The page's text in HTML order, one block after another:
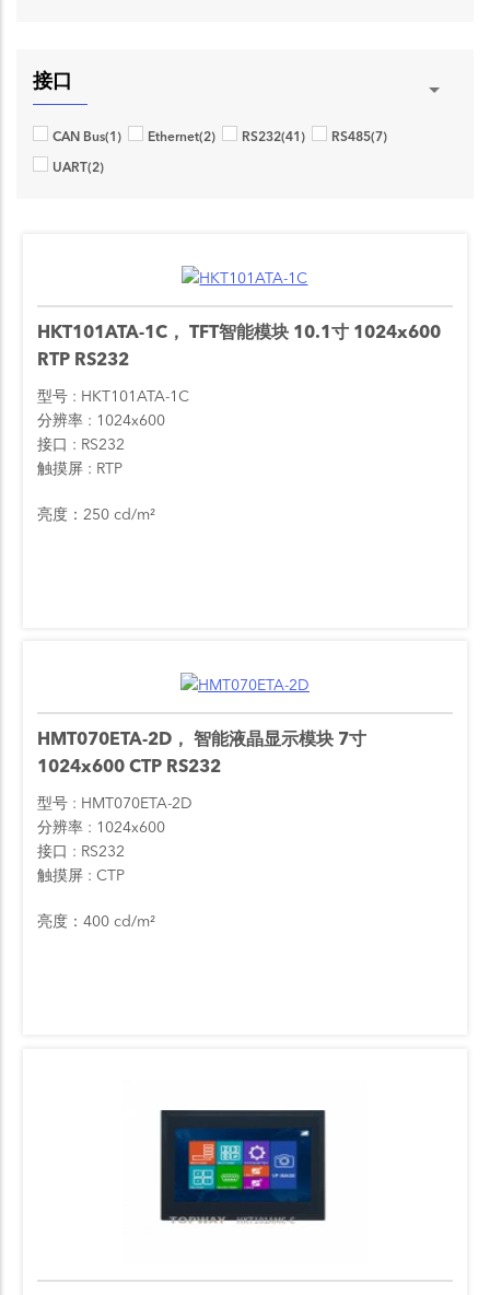
接口
CAN Bus(1) Ethernet(2) RS232(41) RS485(7)
UART(2)
HKT101ATA-1C， TFT智能模块 10.1寸 1024x600
RTP RS232
型号
HKT101ATA-1C
分辨率
1024x600
接口
RS232
触摸屏
RTP
亮度：250 cd/m²
HMT070ETA-2D， 智能液晶显示模块 7寸
1024x600 CTP RS232
型号
HMT070ETA-2D
分辨率
1024x600
接口
RS232
触摸屏
CTP
亮度：400 cd/m²